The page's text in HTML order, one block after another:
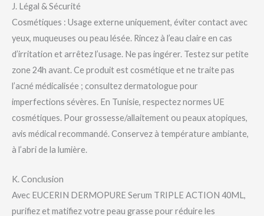
J. Légal & Sécurité
Cosmétiques : Usage externe uniquement, éviter contact avec
yeux, muqueuses ou peau lésée. Rincez à l’eau claire en cas
d’irritation et arrêtez l’usage. Ne pas ingérer. Testez sur petite
zone 24h avant. Ce produit est cosmétique et ne traite pas
l’acné médicalisée ; consultez dermatologue pour
imperfections sévères. En Tunisie, respectez normes UE
cosmétiques. Pour grossesse/allaitement ou peaux atopiques,
avis médical recommandé. Conservez à température ambiante,
à l’abri de la lumière.
K. Conclusion
Avec EUCERIN DERMOPURE Serum TRIPLE ACTION 40ML,
purifiez et matifiez votre peau grasse pour réduire les